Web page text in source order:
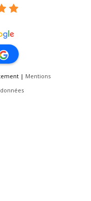
| Mentions